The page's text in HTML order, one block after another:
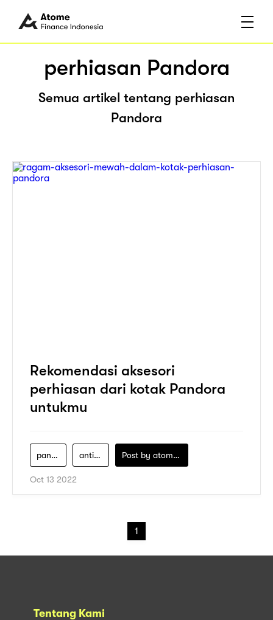
perhiasan Pandora
Semua artikel tentang perhiasan
Pandora
Rekomendasi aksesori
perhiasan dari kotak Pandora
untukmu
pandora anting-anting-pandora Post by atomeind
Oct 13 2022
1
Tentang Kami